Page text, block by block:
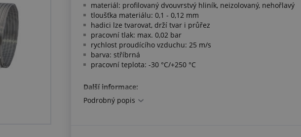
materiál: profilovaný dvouvrstvý hliník, neizolovaný, nehořlavý
tloušťka materiálu: 0,1 - 0,12 mm
hadici lze tvarovat, drží tvar i průřez
pracovní tlak: max. 0,02 bar
rychlost proudícího vzduchu: 25 m/s
barva: stříbrná
pracovní teplota: -30 °C/+250 °C
Další informace:
délka se udává při absolutním roztažení
Podrobný popis